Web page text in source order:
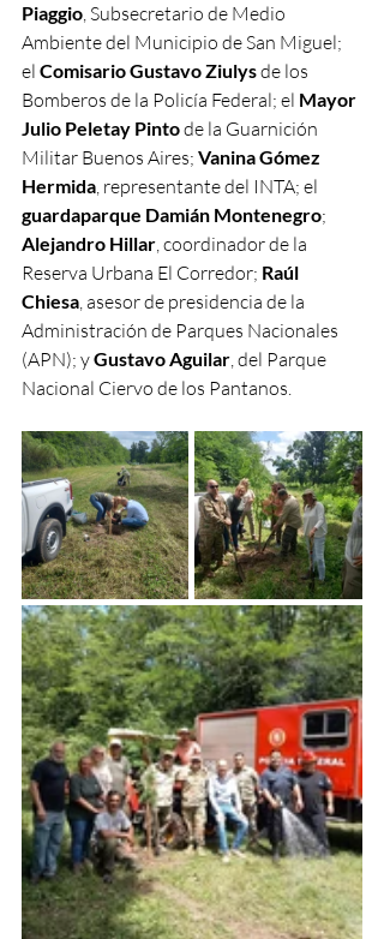
Piaggio, Subsecretario de Medio
Ambiente del Municipio de San Miguel;
el Comisario Gustavo Ziulys de los
Bomberos de la Policía Federal; el Mayor
Julio Peletay Pinto de la Guarnición
Militar Buenos Aires; Vanina Gómez
Hermida, representante del INTA; el
guardaparque Damián Montenegro;
Alejandro Hillar, coordinador de la
Reserva Urbana El Corredor; Raúl
Chiesa, asesor de presidencia de la
Administración de Parques Nacionales
(APN); y Gustavo Aguilar, del Parque
Nacional Ciervo de los Pantanos.